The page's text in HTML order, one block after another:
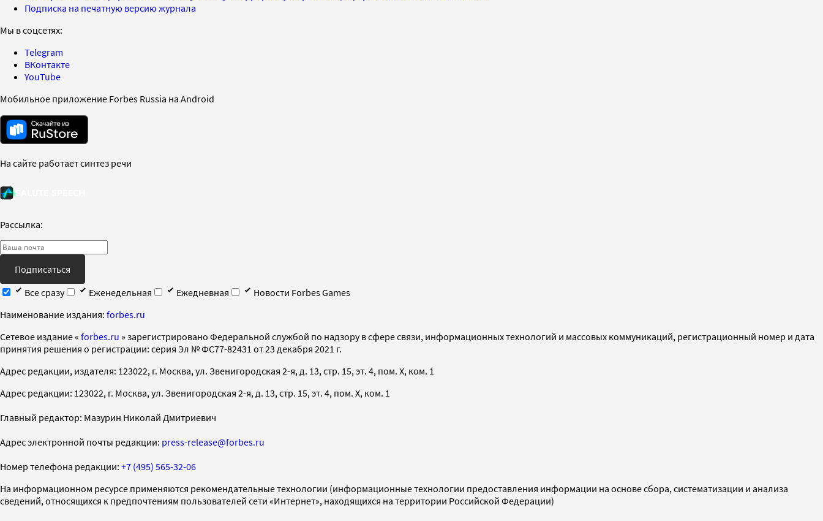
Подписка на печатную версию журнала
Мы в соцсетях:
Telegram
ВКонтакте
YouTube
Мобильное приложение Forbes Russia на Android
На сайте работает синтез речи
Рассылка:
Подписаться
Все сразу
Еженедельная Ежедневная
Новости Forbes Games
Наименование издания: forbes.ru
Cетевое издание « forbes.ru » зарегистрировано Федеральной службой по надзору в сфере связи, информационных технологий и массовых коммуникаций, регистрационный номер и дата
принятия решения о регистрации: серия Эл № ФС77-82431 от 23 декабря 2021 г.
Адрес редакции, издателя: 123022, г. Москва, ул. Звенигородская 2-я, д. 13, стр. 15, эт. 4, пом. X, ком. 1
Адрес редакции: 123022, г. Москва, ул. Звенигородская 2-я, д. 13, стр. 15, эт. 4, пом. X, ком. 1
Главный редактор: Мазурин Николай Дмитриевич
Адрес электронной почты редакции: press-release@forbes.ru
Номер телефона редакции: +7 (495) 565-32-06
На информационном ресурсе применяются рекомендательные технологии (информационные технологии предоставления информации на основе сбора, систематизации и анализа
сведений, относящихся к предпочтениям пользователей сети «Интернет», находящихся на территории Российской Федерации)